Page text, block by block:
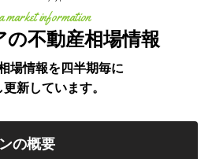
の不動産相場情報
market information
場情報を四半期毎に
新しています。
の概要